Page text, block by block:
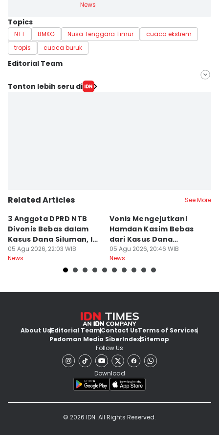
News
Topics
NTT BMKG Nusa Tenggara Timur
cuaca ekstrem
tropis
cuaca buruk
Editorial Team
Editor
Tonton lebih seru di
Related Articles See More
3 Anggota DPRD NTB
Divonis Bebas dalam
Kasus Dana Siluman, Ini
Respons JPU
05 Agu 2026, 22:03 WIB
News
Vonis Mengejutkan!
Hamdan Kasim Bebas
dari Kasus Dana
Siluman DPRD NTB
05 Agu 2026, 20:46 WIB
News
About UsEditorial TeamContact UsTerms of Services
Pedoman Media SiberIndexSitemap
Follow Us
Download
© 2026 IDN. All Rights Reserved.